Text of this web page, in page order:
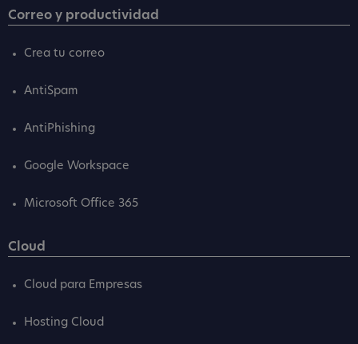
Correo y productividad
Crea tu correo
AntiSpam
AntiPhishing
Google Workspace
Microsoft Office 365
Cloud
Cloud para Empresas
Hosting Cloud